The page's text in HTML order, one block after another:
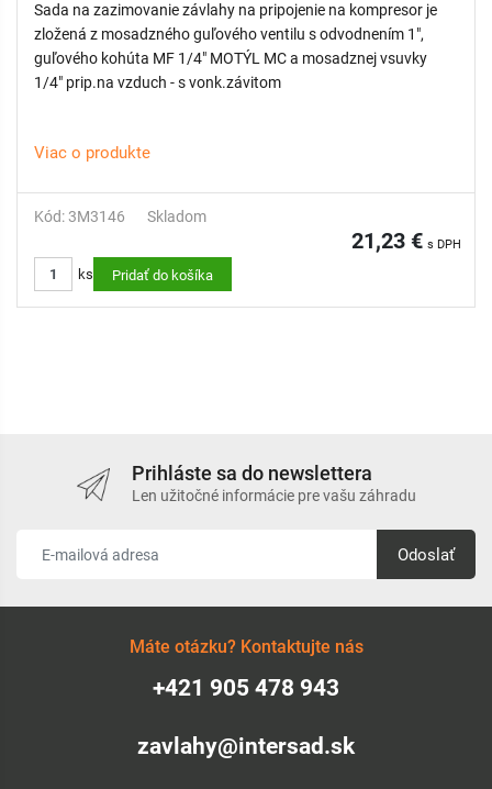
Sada na zazimovanie závlahy na pripojenie na kompresor je
zložená z mosadzného guľového ventilu s odvodnením 1",
guľového kohúta MF 1/4" MOTÝL MC a mosadznej vsuvky
1/4" prip.na vzduch - s vonk.závitom
Viac o produkte
Kód: 3M3146 Skladom
21,23 € s DPH
ks Pridať do košíka
Prihláste sa do newslettera
Len užitočné informácie pre vašu záhradu
Odoslať
Máte otázku? Kontaktujte nás
+421 905 478 943
zavlahy@intersad.sk